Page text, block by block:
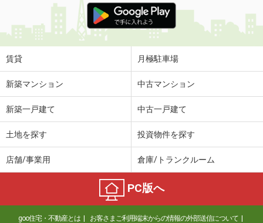
賃貸 月極駐車場
新築マンション 中古マンション
新築一戸建て 中古一戸建て
土地を探す 投資物件を探す
店舗/事業用 倉庫/トランクルーム
PC版へ
goo住宅・不動産とは お客さまご利用端末からの情報の外部送信について